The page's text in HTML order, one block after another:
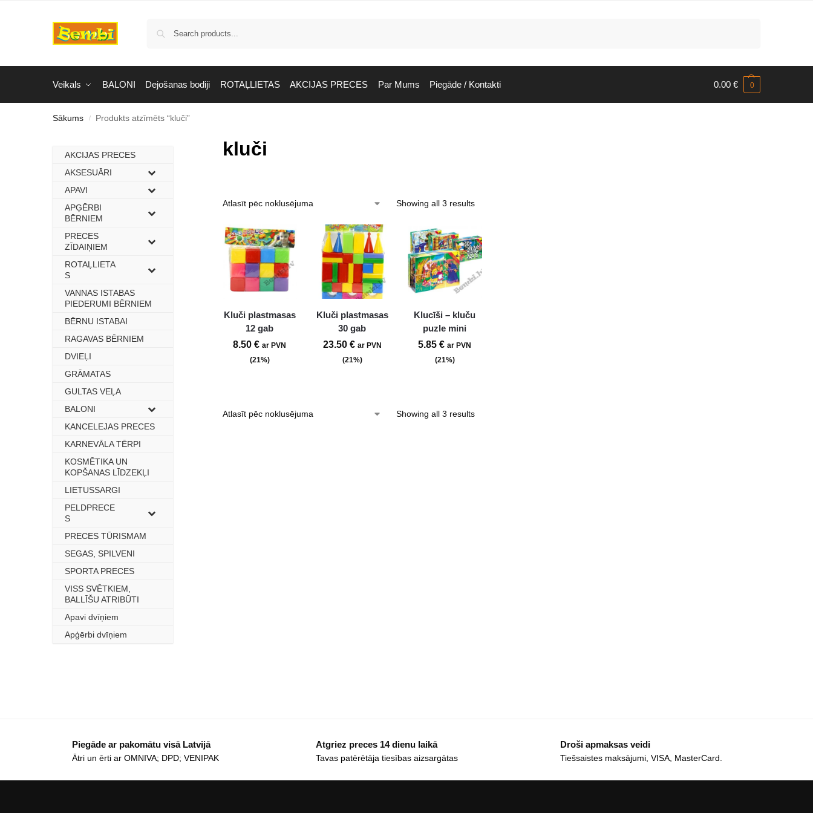
Veikals BALONI Dejošanas bodiji ROTAĻLIETAS AKCIJAS PRECES Par Mums Piegāde / Kontakti 0.00 € 0
Sākums / Produkts atzīmēts “kluči”
kluči
Showing all 3 results
Kluči plastmasas
12 gab
8.50€ ar PVN
(21%)
Kluči plastmasas
30 gab
23.50 € ar PVN
(21%)
Klucīši – kluču
puzle mini
5.85€ ar PVN
(21%)
Showing all 3 results
AKCIJAS PRECES
–
AKSESUĀRI
–
APAVI
–
APĢĒRBI
BĒRNIEM
–
PRECES
ZĪDAIŅIEM
–
ROTAĻLIETA
S
–
VANNAS ISTABAS
PIEDERUMI BĒRNIEM
–
BĒRNU ISTABAI
–
RAGAVAS BĒRNIEM
–
DVIEĻI
–
GRĀMATAS
–
GULTAS VEĻA
–
BALONI
–
KANCELEJAS PRECES
–
KARNEVĀLA TĒRPI
–
KOSMĒTIKA UN
KOPŠANAS LĪDZEKĻI
–
LIETUSSARGI
–
PELDPRECE
S
–
PRECES TŪRISMAM
–
SEGAS, SPILVENI
–
SPORTA PRECES
–
VISS SVĒTKIEM,
BALLĪŠU ATRIBŪTI
–
Apavi dvīņiem
–
Apģērbi dvīņiem
–
Piegāde ar pakomātu visā Latvijā
Ātri un ērti ar OMNIVA; DPD; VENIPAK
Atgriez preces 14 dienu laikā
Tavas patērētāja tiesības aizsargātas
Droši apmaksas veidi
Tiešsaistes maksājumi, VISA, MasterCard.